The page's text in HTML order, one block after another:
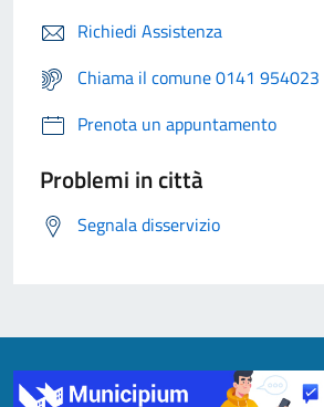
Richiedi Assistenza
Chiama il comune 0141 954023
Prenota un appuntamento
Problemi in città
Segnala disservizio